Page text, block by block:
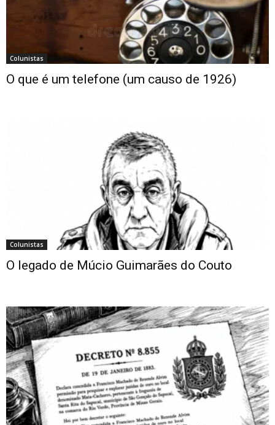
Colunistas
O que é um telefone (um causo de 1926)
Colunistas
O legado de Múcio Guimarães do Couto